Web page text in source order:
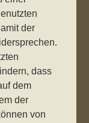
der
dass
dem
der
von